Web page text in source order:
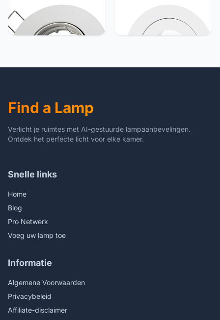
LED line LED Line®
inbouwspot GU10
inbouwframe Ø80mm
IP20/44 inbouwspot MR11
inbouwframe downlight
Find a Lamp
Verlicht je ruimtes met AI-gestuurde lampaanbevelingen.
Ontdek het perfecte licht voor elke kamer.
Snelle links
Home
Blog
Pro Netwerk
Voeg uw lamp toe
Informatie
Algemene Voorwaarden
Privacybeleid
Affiliate-disclaimer